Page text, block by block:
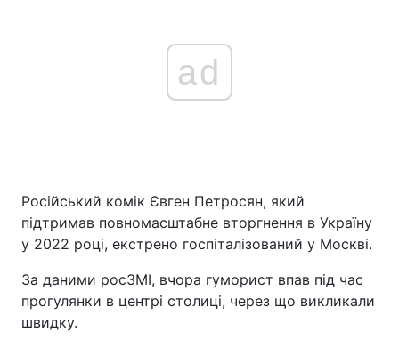
ad
Російський комік Євген Петросян, який
підтримав повномасштабне вторгнення в Україну
у 2022 році, екстрено госпіталізований у Москві.
За даними росЗМІ, вчора гуморист впав під час
прогулянки в центрі столиці, через що викликали
швидку.